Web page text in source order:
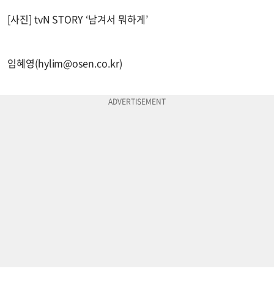
[사진] tvN STORY ‘남겨서 뭐하게’
임혜영(hylim@osen.co.kr)